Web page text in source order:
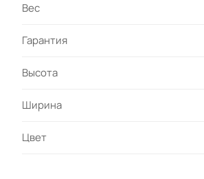
Вес
Гарантия
Высота
Ширина
Цвет